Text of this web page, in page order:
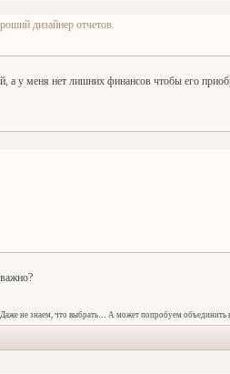
дизайнер отчетов.
а у меня нет лишних финансов чтобы его
не знаем, что выбрать… А может попробуем объединить